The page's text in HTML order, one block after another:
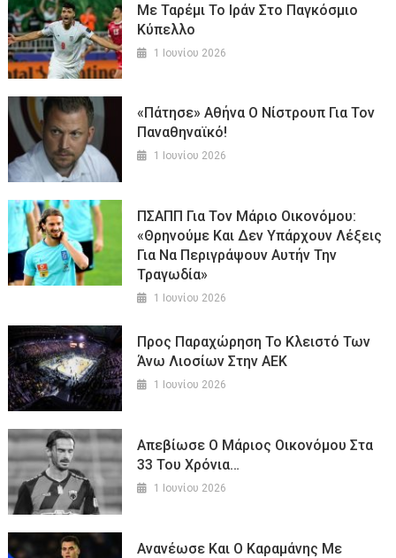
Mε Ταρέμι Το Ιράν Στο Παγκόσμιο
Κύπελλο
1 Ιουνίου 2026
«Πάτησε» Αθήνα Ο Νίστρουπ Για Τον
Παναθηναϊκό!
1 Ιουνίου 2026
ΠΣΑΠΠ Για Τον Μάριο Οικονόμου:
«Θρηνούμε Και Δεν Υπάρχουν Λέξεις
Για Να Περιγράψουν Αυτήν Την
Τραγωδία»
1 Ιουνίου 2026
Προς Παραχώρηση Το Κλειστό Των
Άνω Λιοσίων Στην ΑΕΚ
1 Ιουνίου 2026
Απεβίωσε Ο Μάριος Οικονόμου Στα
33 Του Χρόνια…
1 Ιουνίου 2026
Ανανέωσε Και Ο Καραμάνης Με